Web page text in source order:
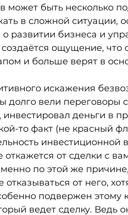
может быть несколько
в сложной ситуации,
развитии бизнеса и
создаётся ощущение,
и больше верят в
искажения
долго вели переговоры
деньги в
то факт (не красный
инвестиционной
откажется от сделки с
по этой же
отказываться от него,
подвержен
ведет сделку. Ведь